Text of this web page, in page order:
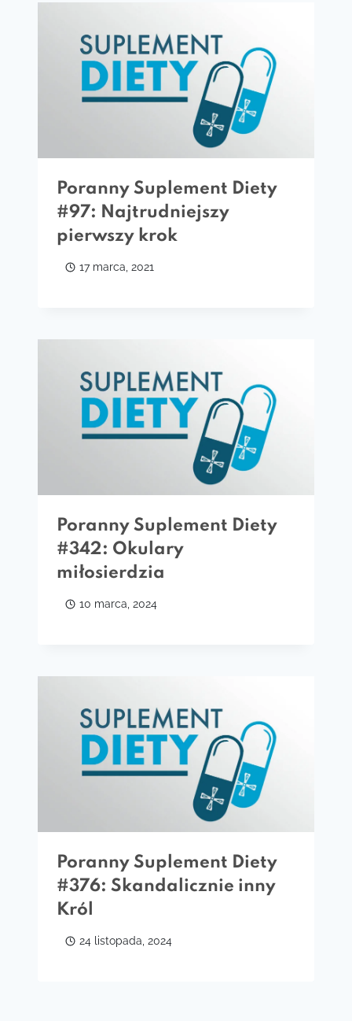
Poranny Suplement Diety
#97: Najtrudniejszy
pierwszy krok
17 marca, 2021
Poranny Suplement Diety
#342: Okulary
miłosierdzia
10 marca, 2024
Poranny Suplement Diety
#376: Skandalicznie inny
Król
24 listopada, 2024